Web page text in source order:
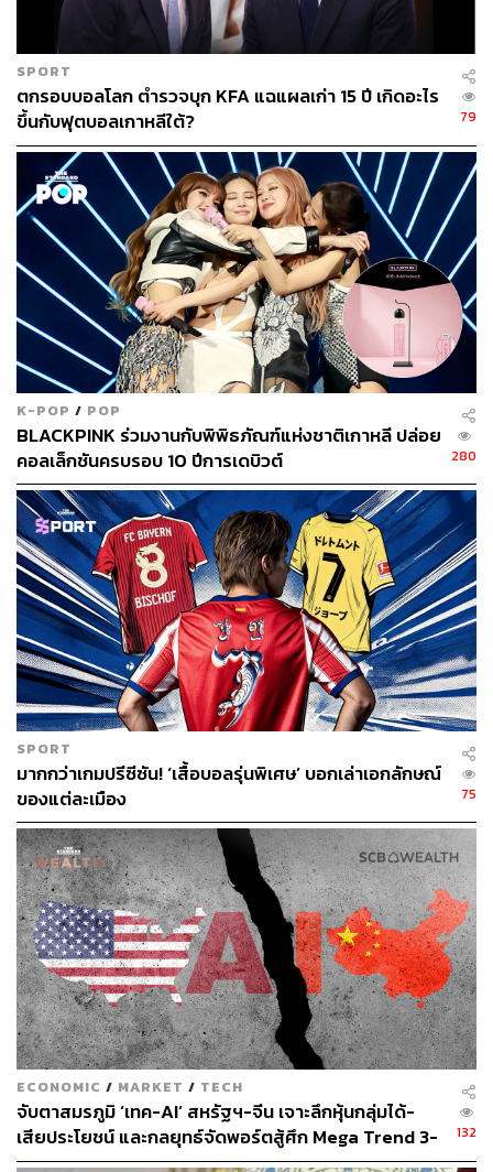
ก่อนหน้านี้ สำนักข่าว Reuters รายงานว่า มีผู้ประท้วง
10,000 คนบริเวณสนามกีฬา ก่อนจะลดลงเหลือประมาณ
8,000 คนในช่วงเที่ยงคืนของวันที่ 7 มิถุนายนที่ผ่านมา
ทางการเรียกร้อง สอบสวนปมบัตรเลือกตั้งไม่
เพียงพอ
ทั้งนี้ อีแจมยอง ประธานาธิบดีเกาหลีใต้ ได้เรียกร้องให้มีการ
สอบสวนปัญหาบัตรเลือกตั้งขาดแคลน โดยระบุว่า อัยการ
และตำรวจจะเข้ามามีส่วนร่วมในกระบวนการนี้ด้วย พร้อม
โพสต์ข้อความบน X ว่า ในฐานะพลเมืองคนหนึ่งและ
ประธานาธิบดี เขาขอแสดงความเสียใจอย่างสุดซึ้ง
ประธานาธิบดีอีระบุว่า เหตุการณ์บัตรเลือกตั้งไม่เพียงพอ เป็น
เรื่อง ‘ยากที่จะเข้าใจ’ โดยท่าทีของกกต.ที่ตอบสนองนั้นยังไม่
เพียงพอ พร้อมขอให้รัฐสภาดำเนินการตรวจสอบข้อเท็จจริง
กำหนดมาตรการป้องกันไม่ให้เกิดเหตุการณ์ซ้ำรอย
ทั้งนี้ KBS World รายงานว่า ผู้นำเกาหลีใต้จะหารือเกี่ยวกับ
แนวทางแก้ไขปัญหาและแผนการปฏิรูป กกต.ร่วมกับประธาน
รัฐสภา ประธานศาลฎีกา ประธานศาลรัฐธรรมนูญ และ
นายกรัฐมนตรีในวันที่ 8 มิถุนายน
ทั้งนี้ เจ้าหน้าที่ระดับสูงจากทำเนียบประธานาธิบดีกล่าวว่า
แม้ กกต.เกาหลีใต้ควรเป็นผู้รับผิดชอบหลักในฐานะองค์กร
อิสระตามรัฐธรรมนูญ แต่ประธานาธิบดีในฐานะประมุขแห่ง
รัฐ ก็มีความตั้งใจที่จะแสวงหาแนวทางแก้ไขสถานการณ์ร่วม
กับผู้นำของสถาบันทางการเมืองอื่นเช่นเดียวกัน
ส่วน จางดงฮยอก ผู้นำพรรคพลังประชาชน (People Power
Party) พรรคฝ่ายค้านแนวอนุรักษ์นิยม กล่าวในงานแถลงข่าว
เมื่อวันที่ 7 มิถุนายนว่า เขาได้ลงพื้นที่ไปเยี่ยมเยียนผู้ประท้วง
พร้อมเรียกร้องให้มีการตรวจสอบร่วมกับพรรคประชาธิปไตย
เกาหลีใต้ของอีแจมยอง
จางดงฮยอกระบุว่า ปัญหาบัตรเลือกตั้งไม่พอมีความรุนแรง
เป็นพิเศษในพื้นที่ที่สนับสนุนพรรคอนุรักษ์นิยม เช่น เขตซงพา
แต่ยังไม่ได้เรียกร้องให้มีการจัดการเลือกตั้งใหม่ในทันที โดย
กล่าวสั้นๆ ว่า เขาจะปฏิบัติตามคำสั่งของประชาชน ไม่ว่า
สถานการณ์จะเป็นอย่างไรก็ตาม
SPORT
ตกรอบบอลโลก ตำรวจบุก KFA แฉแผลเก่า 15 ปี เกิดอะไร
ขึ้นกับฟุตบอลเกาหลีใต้?
79
K-POP / POP
BLACKPINK ร่วมงานกับพิพิธภัณฑ์แห่งชาติเกาหลี ปล่อย
คอลเล็กชันครบรอบ 10 ปีการเดบิวต์
280
SPORT
มากกว่าเกมปรีซีซัน! ‘เสื้อบอลรุ่นพิเศษ’ บอกเล่าเอกลักษณ์
ของแต่ละเมือง
75
ECONOMIC / MARKET / TECH
จับตาสมรภูมิ ‘เทค-AI’ สหรัฐฯ-จีน เจาะลึกหุ้นกลุ่มได้-
เสียประโยชน์ และกลยุทธ์จัดพอร์ตสู้ศึก Mega Trend 3-
5 ปีข้างหน้า
132